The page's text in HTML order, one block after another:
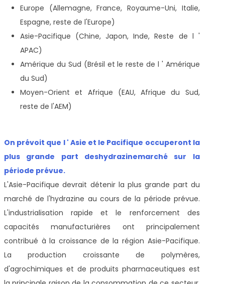
Europe (Allemagne, France, Royaume-Uni, Italie,
Espagne, reste de l'Europe)
Asie-Pacifique (Chine, Japon, Inde, Reste de l '
APAC)
Amérique du Sud (Brésil et le reste de l ' Amérique
du Sud)
Moyen-Orient et Afrique (EAU, Afrique du Sud,
reste de l'AEM)
On prévoit que l ' Asie et le Pacifique occuperont la
plus grande part deshydrazinemarché sur la
période prévue.
L'Asie-Pacifique devrait détenir la plus grande part du
marché de l'hydrazine au cours de la période prévue.
L'industrialisation rapide et le renforcement des
capacités manufacturières ont principalement
contribué à la croissance de la région Asie-Pacifique.
La production croissante de polymères,
d'agrochimiques et de produits pharmaceutiques est